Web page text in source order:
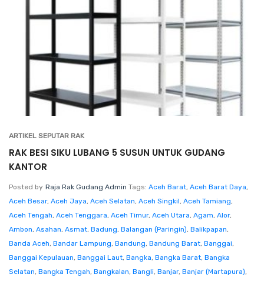
ARTIKEL SEPUTAR RAK
RAK BESI SIKU LUBANG 5 SUSUN UNTUK GUDANG
KANTOR
Posted by Raja Rak Gudang Admin Tags: Aceh Barat, Aceh Barat Daya,
Aceh Besar, Aceh Jaya, Aceh Selatan, Aceh Singkil, Aceh Tamiang,
Aceh Tengah, Aceh Tenggara, Aceh Timur, Aceh Utara, Agam, Alor,
Ambon, Asahan, Asmat, Badung, Balangan (Paringin), Balikpapan,
Banda Aceh, Bandar Lampung, Bandung, Bandung Barat, Banggai,
Banggai Kepulauan, Banggai Laut, Bangka, Bangka Barat, Bangka
Selatan, Bangka Tengah, Bangkalan, Bangli, Banjar, Banjar (Martapura),